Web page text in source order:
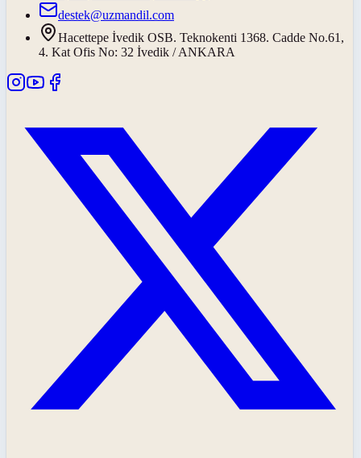
destek@uzmandil.com
Hacettepe İvedik OSB. Teknokenti 1368. Cadde No.61,
4. Kat Ofis No: 32 İvedik / ANKARA